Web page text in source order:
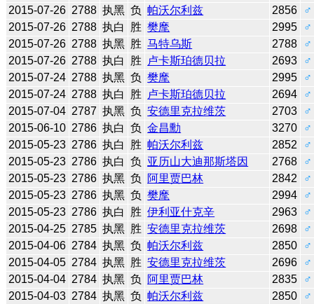
2015-07-26 2788 执黑 负 帕沃尔利兹 2856
♂
2015-07-26 2788 执白 胜 樊麾 2995
♂
2015-07-26 2788 执黑 胜 马特乌斯 2788
♂
2015-07-26 2788 执白 胜 卢卡斯珀德贝拉 2693
♂
2015-07-24 2788 执黑 负 樊麾 2995
♂
2015-07-24 2788 执白 胜 卢卡斯珀德贝拉 2694
♂
2015-07-04 2787 执黑 负 安德里克拉维茨 2703
♂
2015-06-10 2786 执白 负 金昌勳 3270
♂
2015-05-23 2786 执白 胜 帕沃尔利兹 2852
♂
2015-05-23 2786 执白 负 亚历山大迪那斯塔因 2768
♂
2015-05-23 2786 执黑 负 阿里贾巴林 2842
♂
2015-05-23 2786 执黑 负 樊麾 2994
♂
2015-05-23 2786 执白 胜 伊利亚什克辛 2963
♂
2015-04-25 2785 执黑 胜 安德里克拉维茨 2698
♂
2015-04-06 2784 执黑 负 帕沃尔利兹 2850
♂
2015-04-05 2784 执黑 胜 安德里克拉维茨 2696
♂
2015-04-04 2784 执黑 负 阿里贾巴林 2835
♂
2015-04-03 2784 执黑 负 帕沃尔利兹 2850
♂